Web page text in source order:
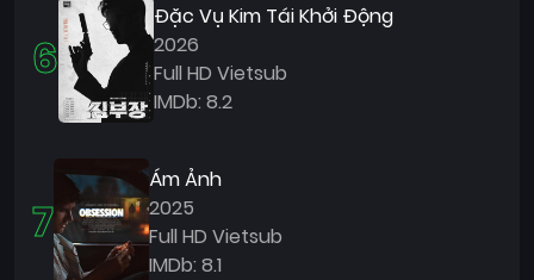
6
Đặc Vụ Kim Tái Khởi Động
2026
Full HD Vietsub
IMDb: 8.2
7
Ám Ảnh
2025
Full HD Vietsub
IMDb: 8.1